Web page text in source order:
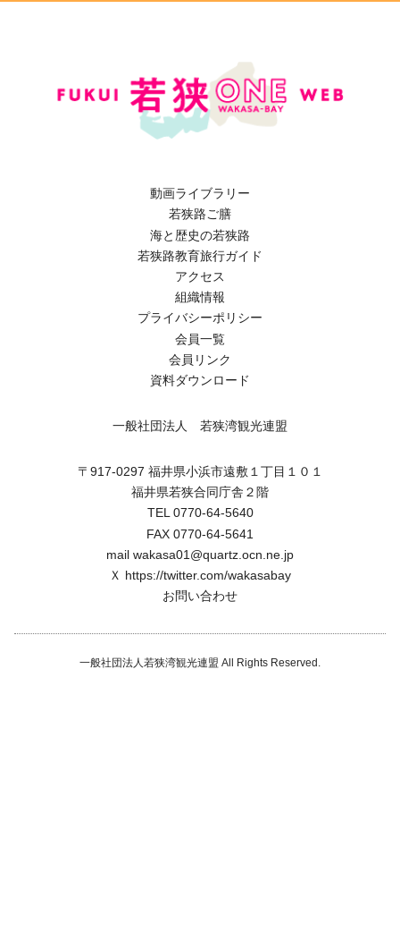
動画ライブラリー
若狭路ご膳
海と歴史の若狭路
若狭路教育旅行ガイド
アクセス
組織情報
プライバシーポリシー
会員一覧
会員リンク
資料ダウンロード
一般社団法人 若狭湾観光連盟
〒917-0297 福井県小浜市遠敷１丁目１０１
福井県若狭合同庁舎２階
TEL 0770-64-5640
FAX 0770-64-5641
mail wakasa01@quartz.ocn.ne.jp
Ｘ https://twitter.com/wakasabay
お問い合わせ
一般社団法人若狭湾観光連盟 All Rights Reserved.